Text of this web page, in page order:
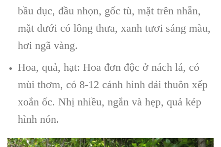
bầu dục, đầu nhọn, gốc tù, mặt trên nhẵn,
mặt dưới có lông thưa, xanh tươi sáng màu,
hơi ngã vàng.
Hoa, quả, hạt: Hoa đơn độc ở nách lá, có
mùi thơm, có 8-12 cánh hình dải thuôn xếp
xoắn ốc. Nhị nhiều, ngắn và hẹp, quả kép
hình nón.